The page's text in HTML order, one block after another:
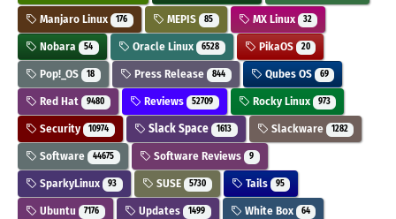
Manjaro Linux 176 MEPIS 85 MX Linux 32
Nobara 54 Oracle Linux 6528 PikaOS 20
Pop!_OS 18 Press Release 844 Qubes OS 69
Red Hat 9480 Reviews 52709 Rocky Linux 973
Security 10974 Slack Space 1613 Slackware 1282
Software 44675 Software Reviews 9
SparkyLinux 93 SUSE 5730 Tails 95
Ubuntu 7176 Updates 1499 White Box 64